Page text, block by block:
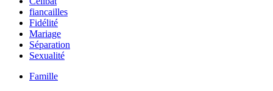
fiancailles
Fidélité
Mariage
Séparation
Sexualité
Famille